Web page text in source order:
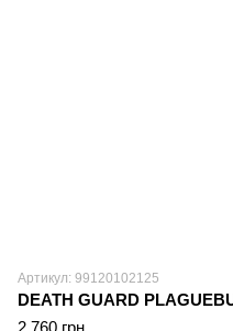
Артикул: 99120102125
DEATH GUARD